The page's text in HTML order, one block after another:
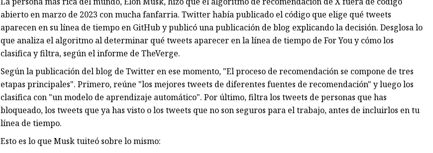
abierto en marzo de 2023 con mucha fanfarria. Twitter había publicado el código que elige qué tweets
aparecen en su línea de tiempo en GitHub y publicó una publicación de blog explicando la decisión. Desglosa lo
que analiza el algoritmo al determinar qué tweets aparecer en la línea de tiempo de For You y cómo los
clasifica y filtra, según el informe de TheVerge.
Según la publicación del blog de Twitter en ese momento, "El proceso de recomendación se compone de tres
etapas principales". Primero, reúne "los mejores tweets de diferentes fuentes de recomendación" y luego los
clasifica con "un modelo de aprendizaje automático". Por último, filtra los tweets de personas que has
bloqueado, los tweets que ya has visto o los tweets que no son seguros para el trabajo, antes de incluirlos en tu
línea de tiempo.
Esto es lo que Musk tuiteó sobre lo mismo: